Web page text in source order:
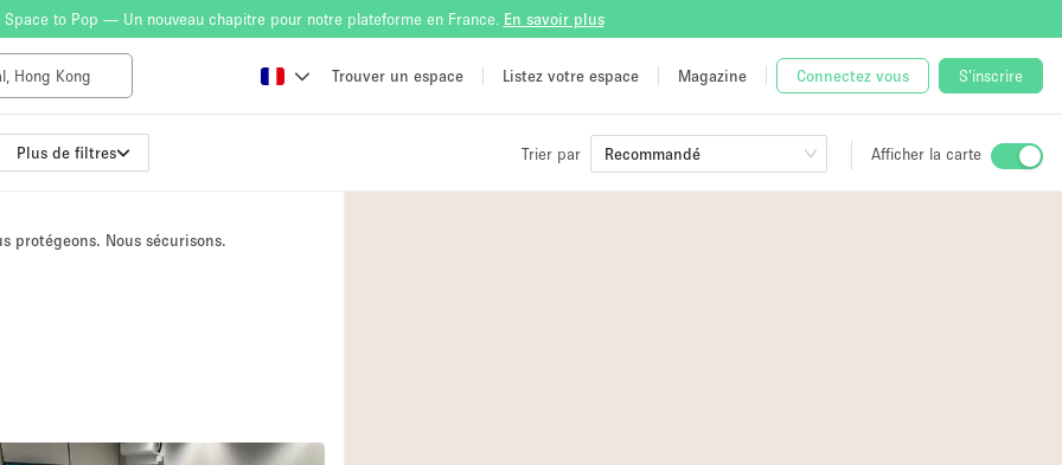
Space to Pop — Un nouveau chapitre pour notre plateforme en France. En savoir plus
Trouver un espace Listez votre espace Magazine Connectez vous S'inscrire
Plus de filtres Trier par Recommandé Afficher la carte
protégeons. Nous sécurisons.